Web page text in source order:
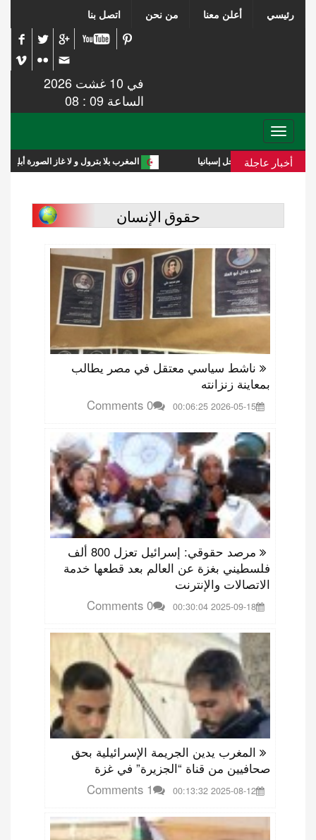
رئيسي أعلن معنا من نحن اتصل بنا
في 10 غشت 2026
الساعة 09 : 08
Toggle
navigation
أخبار عاجلة المغرب بلا بترول و لا غاز الصورة أبلغ من التعليق
حقوق الإنسان
ناشط سياسي معتقل في مصر يطالب
بمعاينة زنزانته
2026-05-15 00:06:25
0 Comments
مرصد حقوقي: إسرائيل تعزل 800 ألف
فلسطيني بغزة عن العالم بعد قطعها خدمة
الاتصالات والإنترنت
2025-09-18 00:30:04
0 Comments
المغرب يدين الجريمة الإسرائيلية بحق
صحافيين من قناة “الجزيرة” في غزة
2025-08-12 00:13:32
1 Comments